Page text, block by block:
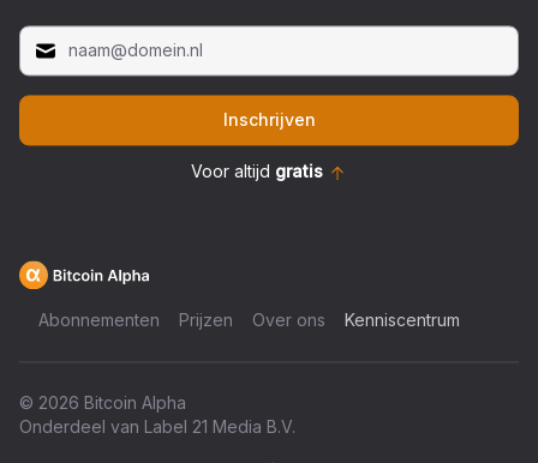
Inschrijven
Voor altijd gratis
Abonnementen Prijzen Over ons Kenniscentrum
© 2026 Bitcoin Alpha
Onderdeel van Label 21 Media B.V.